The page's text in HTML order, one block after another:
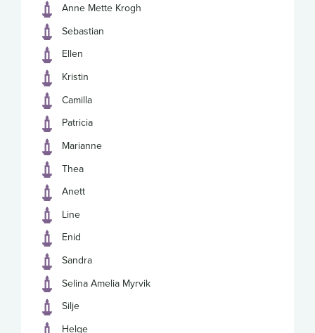
Anne Mette Krogh
Sebastian
Ellen
Kristin
Camilla
Patricia
Marianne
Thea
Anett
Line
Enid
Sandra
Selina Amelia Myrvik
Silje
Helge